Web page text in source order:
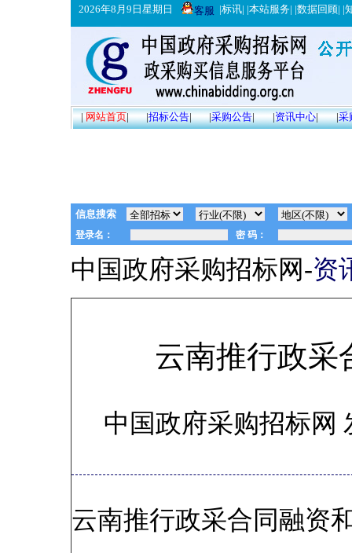
2026年8月9日星期日 客服 |标讯| |本站服务| |数据回顾| |
|网站首页| |招标公告| |采购公告| |资讯中心| |采
信息搜索
中国政府采购招标网-资
云南推行政采
中国政府采购招标网
云南推行政采合同融资